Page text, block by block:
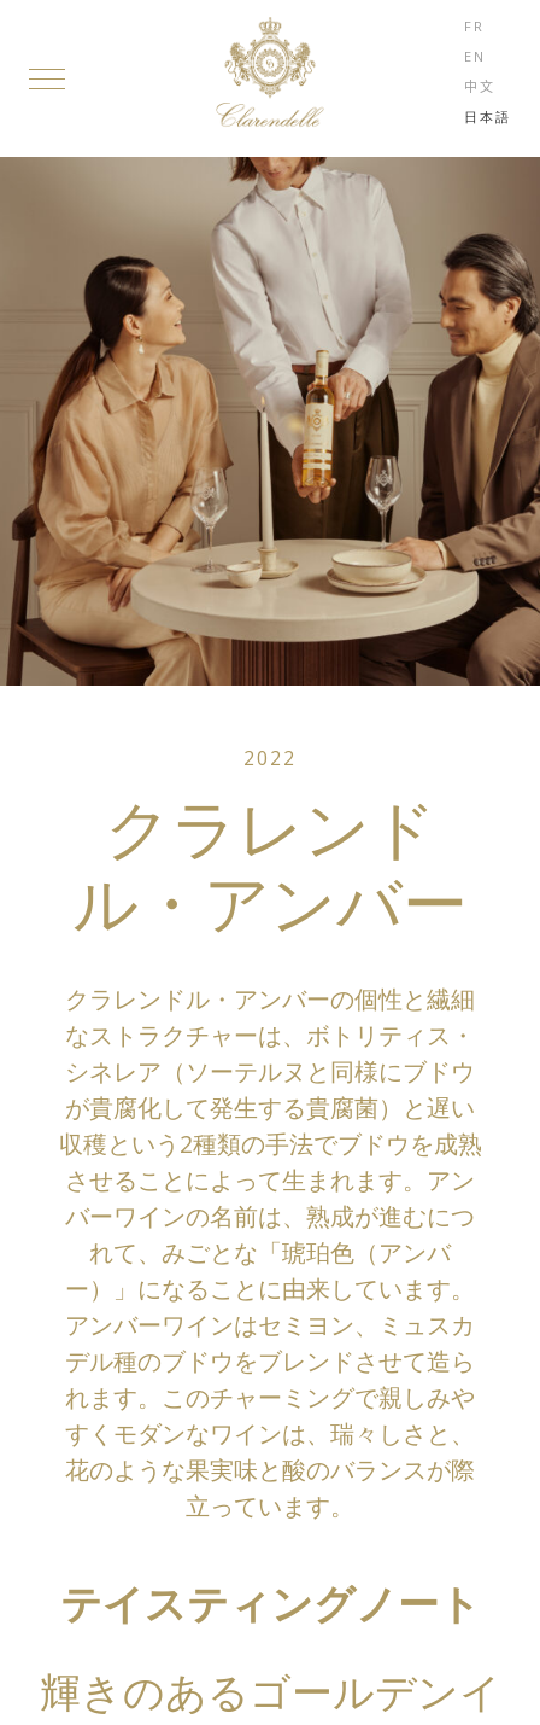
FR
EN
中文
日本語
2022
クラレンド
ル・アンバー
クラレンドル・アンバーの個性と繊細
なストラクチャーは、ボトリティス・
シネレア（ソーテルヌと同様にブドウ
が貴腐化して発生する貴腐菌）と遅い
収穫という2種類の手法でブドウを成熟
させることによって生まれます。アン
バーワインの名前は、熟成が進むにつ
れて、みごとな「琥珀色（アンバ
ー）」になることに由来しています。
アンバーワインはセミヨン、ミュスカ
デル種のブドウをブレンドさせて造ら
れます。このチャーミングで親しみや
すくモダンなワインは、瑞々しさと、
花のような果実味と酸のバランスが際
立っています。
テイスティングノート
輝きのあるゴールデンイ